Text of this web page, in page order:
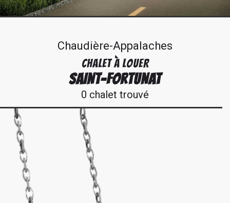
Chaudière-Appalaches
CHALET À LOUER
SAINT-FORTUNAT
0 chalet trouvé